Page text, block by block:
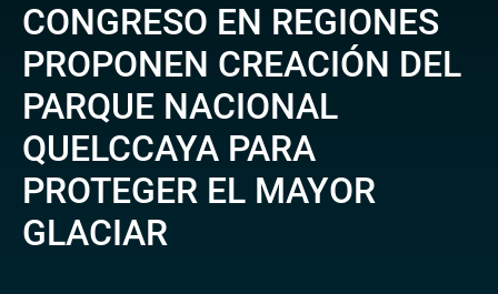
CONGRESO EN REGIONES
PROPONEN CREACIÓN DEL
PARQUE NACIONAL
QUELCCAYA PARA
PROTEGER EL MAYOR
GLACIAR